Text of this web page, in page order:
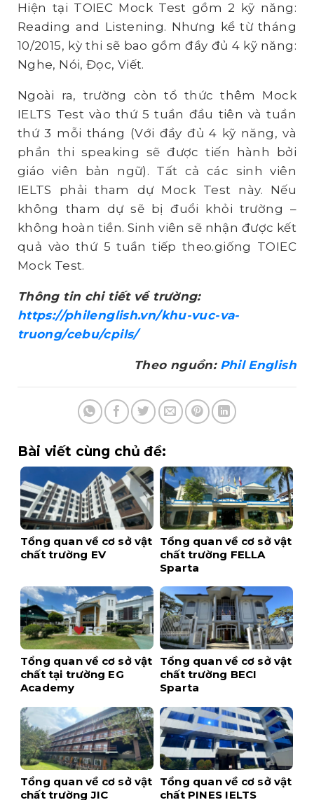
Hiện tại TOIEC Mock Test gồm 2 kỹ năng:
Reading and Listening. Nhưng kể từ tháng
10/2015, kỳ thi sẽ bao gồm đầy đủ 4 kỹ năng:
Nghe, Nói, Đọc, Viết.
Ngoài ra, trường còn tổ thức thêm Mock
IELTS Test vào thứ 5 tuần đầu tiên và tuần
thứ 3 mỗi tháng (Với đầy đủ 4 kỹ năng, và
phần thi speaking sẽ được tiến hành bởi
giáo viên bản ngữ). Tất cả các sinh viên
IELTS phải tham dự Mock Test này. Nếu
không tham dự sẽ bị đuổi khỏi trường –
không hoàn tiền. Sinh viên sẽ nhận được kết
quả vào thứ 5 tuần tiếp theo.giống TOIEC
Mock Test.
Thông tin chi tiết về trường:
https://philenglish.vn/khu-vuc-va-
truong/cebu/cpils/
Theo nguồn: Phil English
Bài viết cùng chủ đề:
Tổng quan về cơ sở vật
chất trường EV
Tổng quan về cơ sở vật
chất trường FELLA
Sparta
Tổng quan về cơ sở vật
chất tại trường EG
Academy
Tổng quan về cơ sở vật
chất trường BECI
Sparta
Tổng quan về cơ sở vật
chất trường JIC
Tổng quan về cơ sở vật
chất PINES IELTS